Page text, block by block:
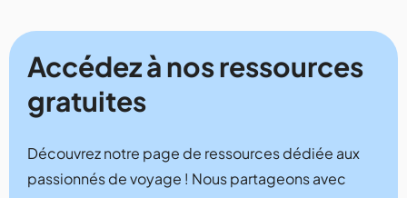
Accédez à nos ressources
gratuites
Découvrez notre page de ressources dédiée aux
passionnés de voyage ! Nous partageons avec